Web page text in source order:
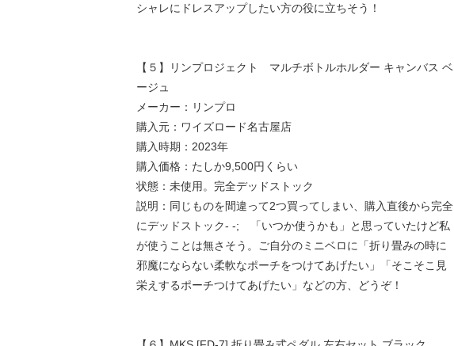
シャレにドレスアップしたい方の役に立ちそう！
【５】リンプロジェクト マルチボトルホルダー キャンバス ベ
ージュ
メーカー：リンプロ
購入元：ワイズロード名古屋店
購入時期：2023年
購入価格：たしか9,500円くらい
状態：未使用。完全デッドストック
説明：同じものを間違って2つ買ってしまい、購入直後から完全
にデッドストック- -; 「いつか使うかも」と思っていたけど私
が使うことは無さそう。ご自分のミニベロに「折り畳みの時に
邪魔にならない柔軟なポーチをつけてあげたい」「そこそこ見
栄えするポーチつけてあげたい」などの方、どうぞ！